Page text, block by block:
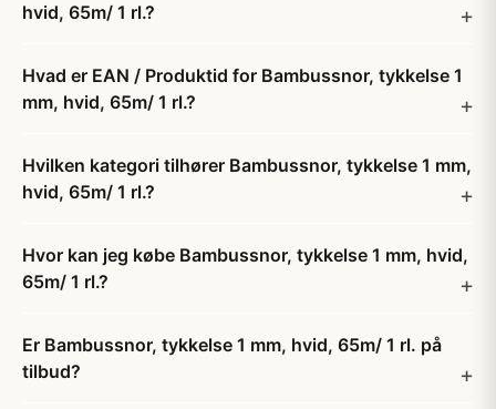
hvid, 65m/ 1 rl.?
Hvad er EAN / Produktid for Bambussnor, tykkelse 1
mm, hvid, 65m/ 1 rl.?
Hvilken kategori tilhører Bambussnor, tykkelse 1 mm,
hvid, 65m/ 1 rl.?
Hvor kan jeg købe Bambussnor, tykkelse 1 mm, hvid,
65m/ 1 rl.?
Er Bambussnor, tykkelse 1 mm, hvid, 65m/ 1 rl. på
tilbud?